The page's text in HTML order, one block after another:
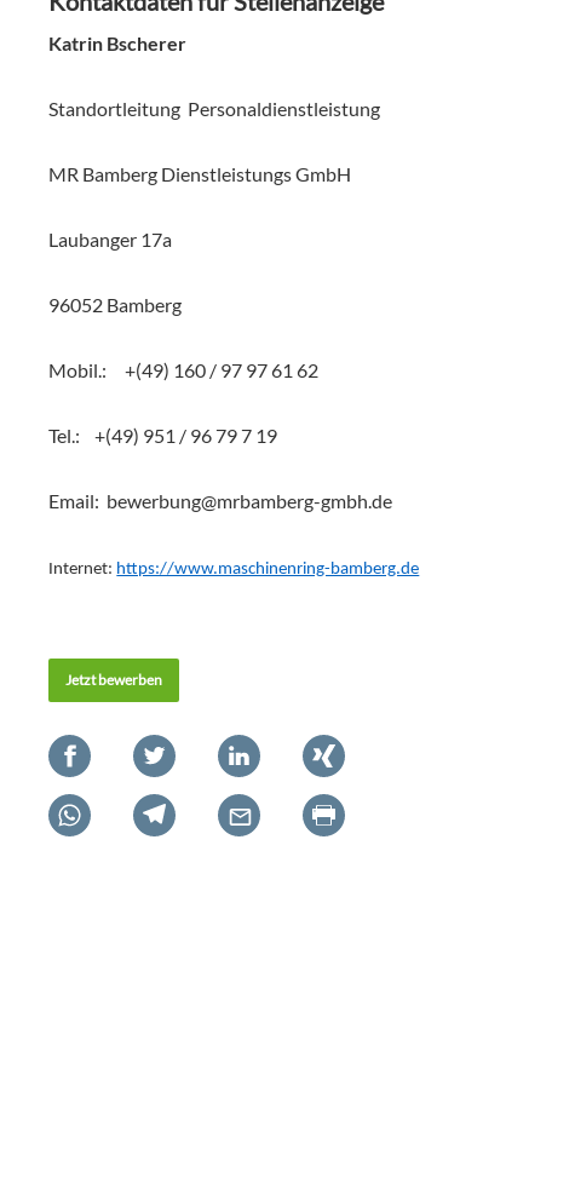
Katrin Bscherer
Standortleitung Personaldienstleistung
MR Bamberg Dienstleistungs GmbH
Laubanger 17a
96052 Bamberg
Mobil.: +(49) 160 / 97 97 61 62
Tel.: +(49) 951 / 96 79 7 19
Email: bewerbung@mrbamberg-gmbh.de
Internet: https://www.maschinenring-bamberg.de
Jetzt bewerben